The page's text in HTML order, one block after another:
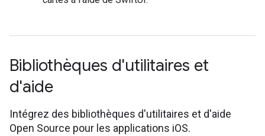
Bibliothèques d'utilitaires et
d'aide
Intégrez des bibliothèques d'utilitaires et d'aide
Open Source pour les applications iOS.